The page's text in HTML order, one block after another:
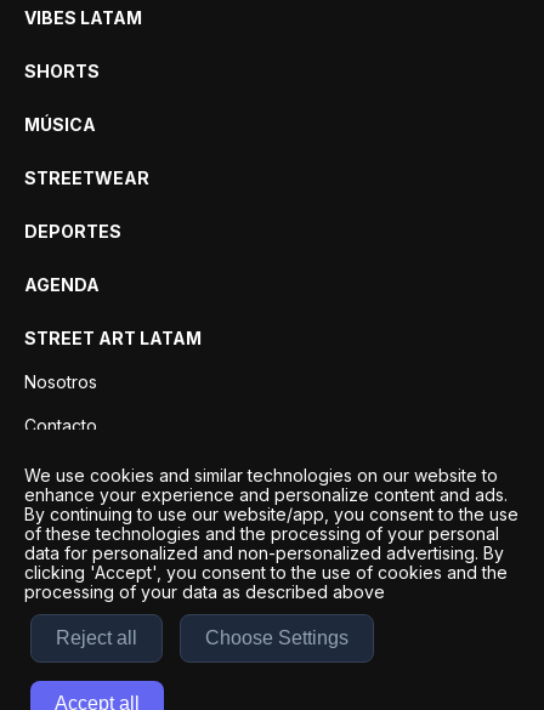
VIBES LATAM
SHORTS
MÚSICA
STREETWEAR
DEPORTES
AGENDA
STREET ART LATAM
Nosotros
Contacto
Privacidad
Desarrollo por
We use cookies and similar technologies on our website to
enhance your experience and personalize content and ads.
By continuing to use our website/app, you consent to the use
of these technologies and the processing of your personal
data for personalized and non-personalized advertising. By
clicking 'Accept', you consent to the use of cookies and the
processing of your data as described above
Reject all Choose Settings
Accept all